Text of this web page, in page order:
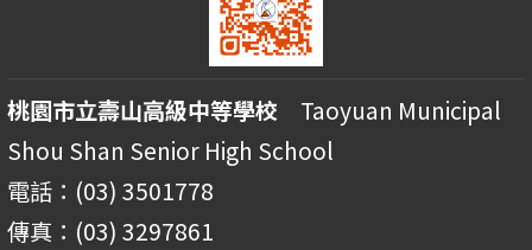
桃園市立壽山高級中等學校 Taoyuan Municipal
Shou Shan Senior High School
電話：(03) 3501778
傳真：(03) 3297861